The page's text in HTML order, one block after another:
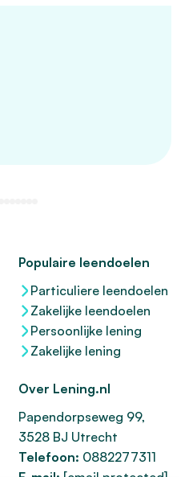
Populaire leendoelen
Particuliere leendoelen
Zakelijke leendoelen
Persoonlijke lening
Zakelijke lening
Over Lening.nl
Papendorpseweg 99,
3528 BJ Utrecht
Telefoon: 0882277311